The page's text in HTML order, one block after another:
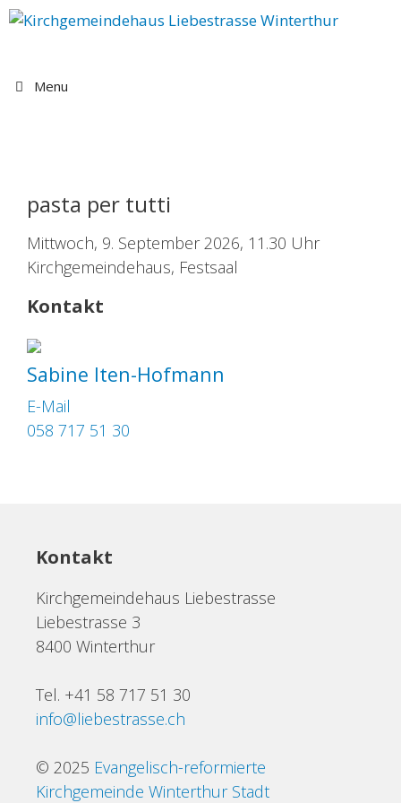
Springe
Menu
pasta per tutti
Mittwoch, 9. September 2026, 11.30 Uhr
Kirchgemeindehaus, Festsaal
Kontakt
Sabine Iten-Hofmann
E-Mail
058 717 51 30
Kontakt
Kirchgemeindehaus Liebestrasse
Liebestrasse 3
8400 Winterthur
Tel. +41 58 717 51 30
info@liebestrasse.ch
© 2025 Evangelisch-reformierte
Kirchgemeinde Winterthur Stadt